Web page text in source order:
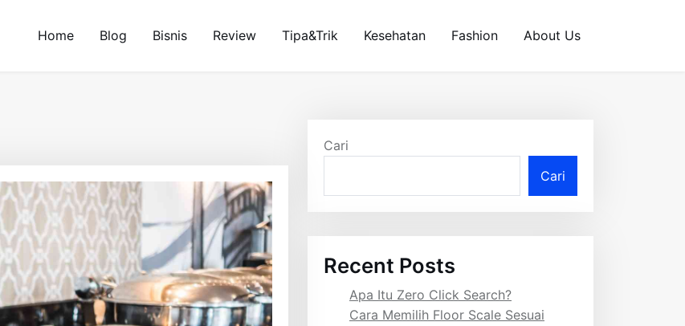
Home Blog Bisnis Review Tipa&Trik Kesehatan Fashion About Us
Cari
Cari
Recent Posts
Apa Itu Zero Click Search?
Cara Memilih Floor Scale Sesuai